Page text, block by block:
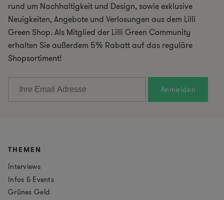
rund um Nachhaltigkeit und Design, sowie exklusive
Neuigkeiten, Angebote und Verlosungen aus dem Lilli
Green Shop. Als Mitglied der Lilli Green Community
erhalten Sie außerdem 5% Rabatt auf das reguläre
Shopsortiment!
THEMEN
Interviews
Infos & Events
Grünes Geld